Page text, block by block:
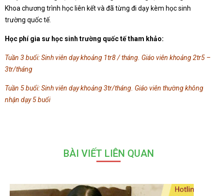
Khoa chương trình học liên kết và đã từng đi dạy kèm học sinh
trường quốc tế.
Học phí gia sư học sinh trường quốc tế tham khảo:
Tuần 3 buổi: Sinh viên dạy khoảng 1tr8 / tháng. Giáo viên khoảng 2tr5 –
3tr/tháng
Tuần 5 buổi: Sinh viên dạy khoảng 3tr/tháng. Giáo viên thường không
nhận dạy 5 buổi
BÀI VIẾT LIÊN QUAN